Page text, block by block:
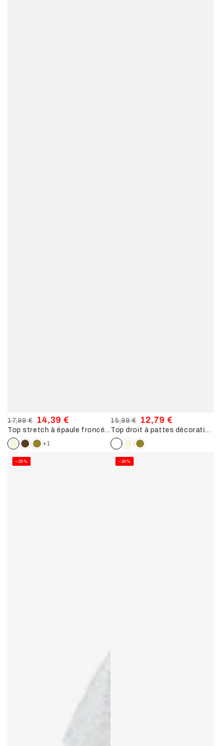
Prix
normal
17,99 €
Prix
de
vente
14,39 €
+1
Prix
normal
15,99 €
Prix
de
vente
12,79 €
–20% –20%